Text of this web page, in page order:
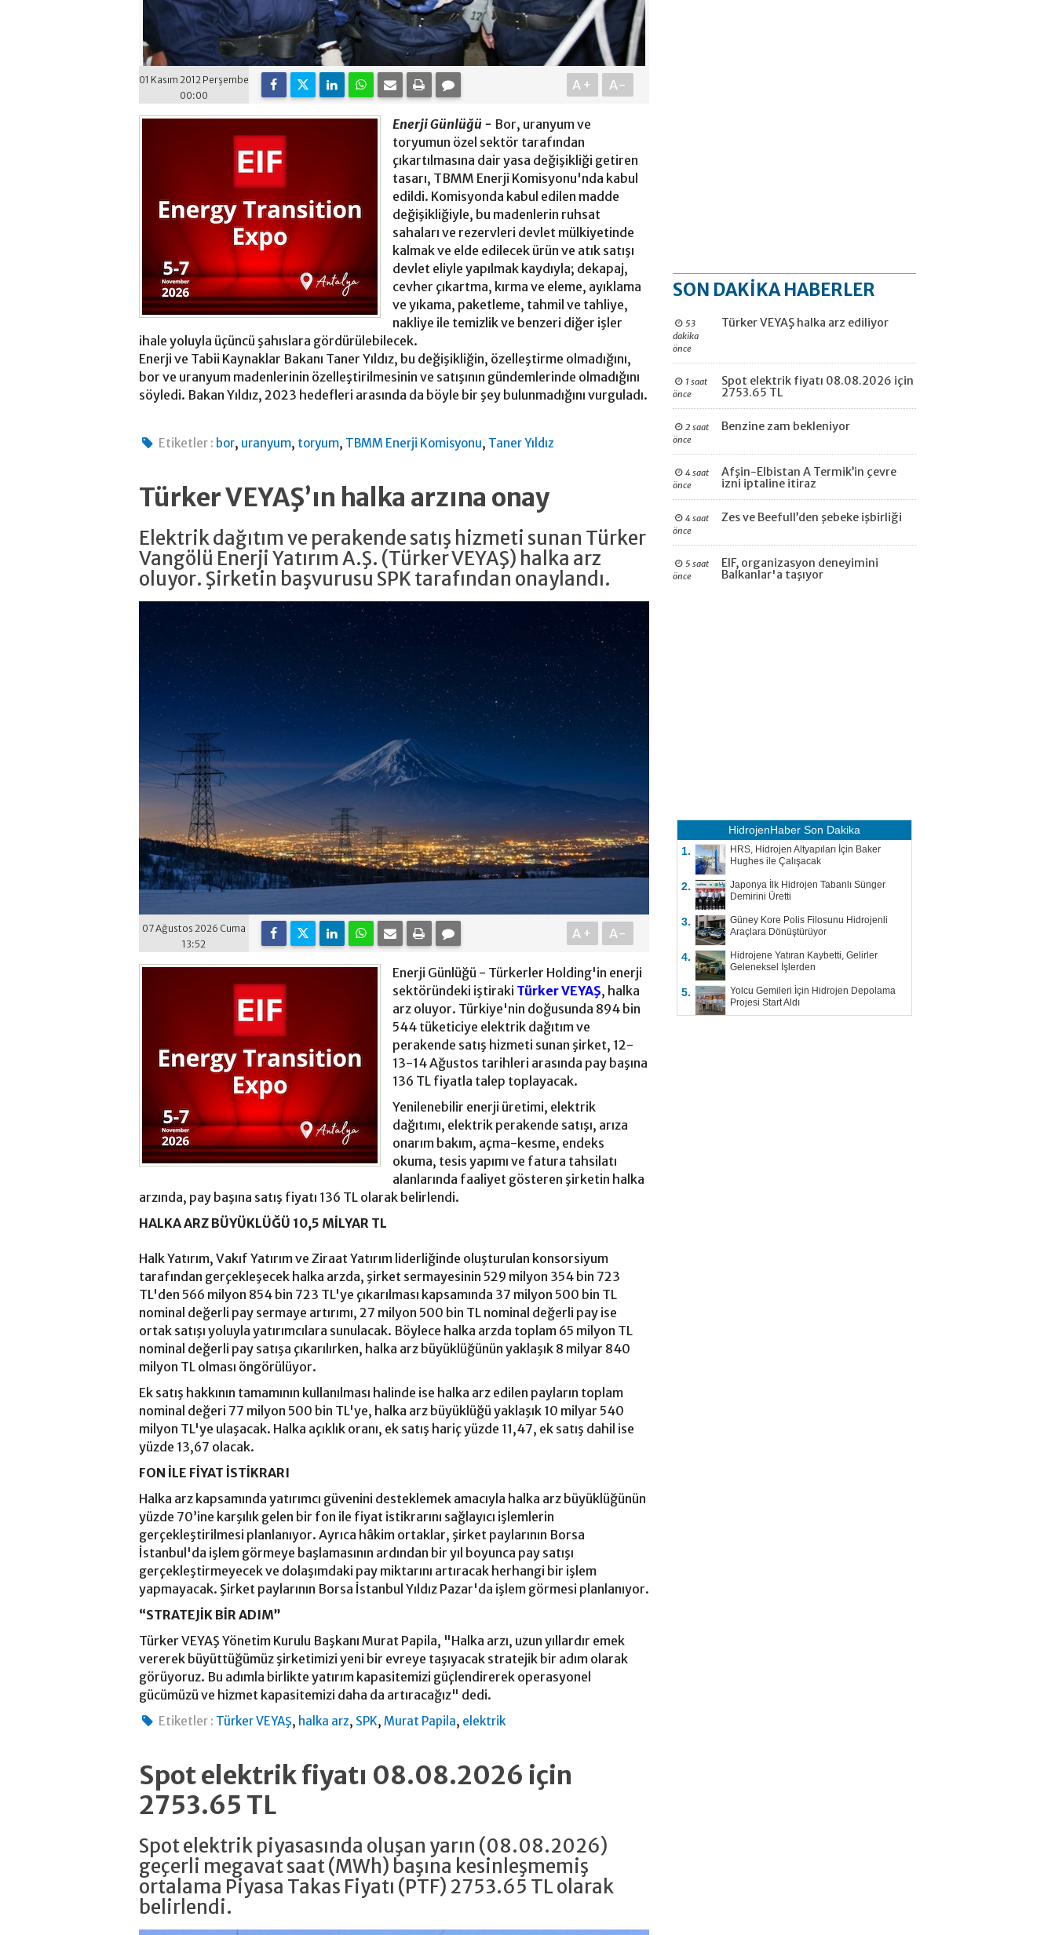
01 Kasım 2012 Perşembe
00:00
A+ A-
Enerji Günlüğü - Bor, uranyum ve
toryumun özel sektör tarafından
çıkartılmasına dair yasa değişikliği getiren
tasarı, TBMM Enerji Komisyonu'nda kabul
edildi. Komisyonda kabul edilen madde
değişikliğiyle, bu madenlerin ruhsat
sahaları ve rezervleri devlet mülkiyetinde
kalmak ve elde edilecek ürün ve atık satışı
devlet eliyle yapılmak kaydıyla; dekapaj,
cevher çıkartma, kırma ve eleme, ayıklama
ve yıkama, paketleme, tahmil ve tahliye,
nakliye ile temizlik ve benzeri diğer işler
ihale yoluyla üçüncü şahıslara gördürülebilecek.
Enerji ve Tabii Kaynaklar Bakanı Taner Yıldız, bu değişikliğin, özelleştirme olmadığını,
bor ve uranyum madenlerinin özelleştirilmesinin ve satışının gündemlerinde olmadığını
söyledi. Bakan Yıldız, 2023 hedefleri arasında da böyle bir şey bulunmadığını vurguladı.
Etiketler : bor, uranyum, toryum, TBMM Enerji Komisyonu, Taner Yıldız
Türker VEYAŞ’ın halka arzına onay
Elektrik dağıtım ve perakende satış hizmeti sunan Türker
Vangölü Enerji Yatırım A.Ş. (Türker VEYAŞ) halka arz
oluyor. Şirketin başvurusu SPK tarafından onaylandı.
07 Ağustos 2026 Cuma
13:52
A+ A-
Enerji Günlüğü - Türkerler Holding'in enerji
sektöründeki iştiraki Türker VEYAŞ, halka
arz oluyor. Türkiye'nin doğusunda 894 bin
544 tüketiciye elektrik dağıtım ve
perakende satış hizmeti sunan şirket, 12-
13-14 Ağustos tarihleri arasında pay başına
136 TL fiyatla talep toplayacak.
Yenilenebilir enerji üretimi, elektrik
dağıtımı, elektrik perakende satışı, arıza
onarım bakım, açma-kesme, endeks
okuma, tesis yapımı ve fatura tahsilatı
alanlarında faaliyet gösteren şirketin halka
arzında, pay başına satış fiyatı 136 TL olarak belirlendi.
HALKA ARZ BÜYÜKLÜĞÜ 10,5 MİLYAR TL
Halk Yatırım, Vakıf Yatırım ve Ziraat Yatırım liderliğinde oluşturulan konsorsiyum
tarafından gerçekleşecek halka arzda, şirket sermayesinin 529 milyon 354 bin 723
TL'den 566 milyon 854 bin 723 TL'ye çıkarılması kapsamında 37 milyon 500 bin TL
nominal değerli pay sermaye artırımı, 27 milyon 500 bin TL nominal değerli pay ise
ortak satışı yoluyla yatırımcılara sunulacak. Böylece halka arzda toplam 65 milyon TL
nominal değerli pay satışa çıkarılırken, halka arz büyüklüğünün yaklaşık 8 milyar 840
milyon TL olması öngörülüyor.
Ek satış hakkının tamamının kullanılması halinde ise halka arz edilen payların toplam
nominal değeri 77 milyon 500 bin TL'ye, halka arz büyüklüğü yaklaşık 10 milyar 540
milyon TL'ye ulaşacak. Halka açıklık oranı, ek satış hariç yüzde 11,47, ek satış dahil ise
yüzde 13,67 olacak.
FON İLE FİYAT İSTİKRARI
Halka arz kapsamında yatırımcı güvenini desteklemek amacıyla halka arz büyüklüğünün
yüzde 70’ine karşılık gelen bir fon ile fiyat istikrarını sağlayıcı işlemlerin
gerçekleştirilmesi planlanıyor. Ayrıca hâkim ortaklar, şirket paylarının Borsa
İstanbul'da işlem görmeye başlamasının ardından bir yıl boyunca pay satışı
gerçekleştirmeyecek ve dolaşımdaki pay miktarını artıracak herhangi bir işlem
yapmayacak. Şirket paylarının Borsa İstanbul Yıldız Pazar'da işlem görmesi planlanıyor.
“STRATEJİK BİR ADIM”
Türker VEYAŞ Yönetim Kurulu Başkanı Murat Papila, "Halka arzı, uzun yıllardır emek
vererek büyüttüğümüz şirketimizi yeni bir evreye taşıyacak stratejik bir adım olarak
görüyoruz. Bu adımla birlikte yatırım kapasitemizi güçlendirerek operasyonel
gücümüzü ve hizmet kapasitemizi daha da artıracağız" dedi.
Etiketler : Türker VEYAŞ, halka arz, SPK,Murat Papila, elektrik
Spot elektrik fiyatı 08.08.2026 için
2753.65 TL
Spot elektrik piyasasında oluşan yarın (08.08.2026)
geçerli megavat saat (MWh) başına kesinleşmemiş
ortalama Piyasa Takas Fiyatı (PTF) 2753.65 TL olarak
belirlendi.
SON DAKİKA HABERLER
53
dakika
önce
Türker VEYAŞ halka arz ediliyor
1 saat
önce
Spot elektrik fiyatı 08.08.2026 için
2753.65 TL
2 saat
önce
Benzine zam bekleniyor
4 saat
önce
Afşin-Elbistan A Termik’in çevre
izni iptaline itiraz
4 saat
önce
Zes ve Beefull’den şebeke işbirliği
5 saat
önce
EIF, organizasyon deneyimini
Balkanlar'a taşıyor
HidrojenHaber Son Dakika
1.
HRS, Hidrojen Altyapıları İçin Baker
Hughes ile Çalışacak
2.
Japonya İlk Hidrojen Tabanlı Sünger
Demirini Üretti
3.
Güney Kore Polis Filosunu Hidrojenli
Araçlara Dönüştürüyor
4.
Hidrojene Yatıran Kaybetti, Gelirler
Geleneksel İşlerden
5.
Yolcu Gemileri İçin Hidrojen Depolama
Projesi Start Aldı